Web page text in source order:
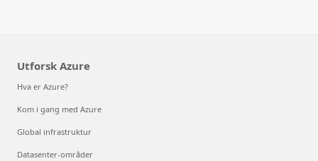
Utforsk Azure
Hva er Azure?
Kom i gang med Azure
Global infrastruktur
Datasenter-områder